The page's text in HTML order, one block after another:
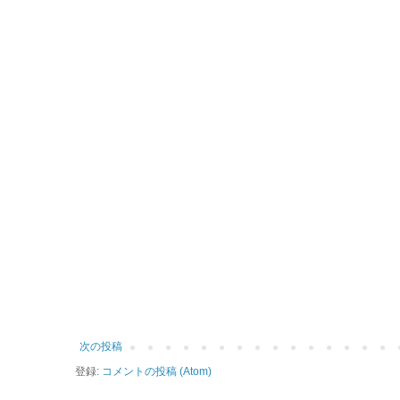
次の投稿
登録: コメントの投稿 (Atom)